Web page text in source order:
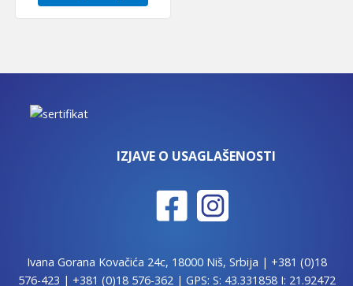
IZJAVE O USAGLAŠENOSTI
Ivana Gorana Kovačića 24c, 18000 Niš, Srbija | +381 (0)18
576-423 | +381 (0)18 576-362| GPS: S: 43.331858 I: 21.92472